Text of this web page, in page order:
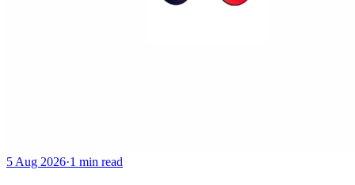
5 Aug 2026·1 min read